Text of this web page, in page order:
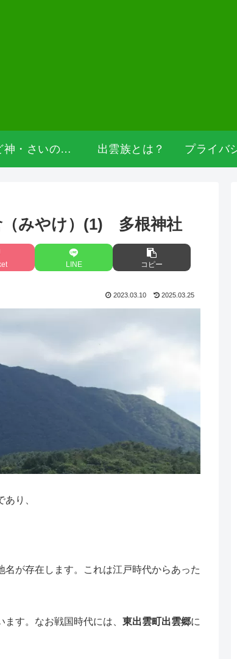
くなど神・さいの神・道祖神 出雲族とは？
（みやけ）(1) 多根神社
LINE コピー
2023.03.10 2025.03.25
り、
が存在します。これは江戸時代からあった
す。なお戦国時代には、 東出雲町出雲郷に